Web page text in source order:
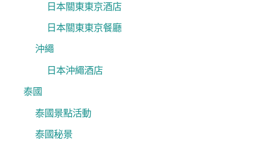
日本關東東京酒店
日本關東東京餐廳
沖繩
日本沖繩酒店
泰國
泰國景點活動
泰國秘景